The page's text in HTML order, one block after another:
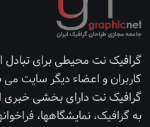
گرافیک نت محیطی برای تبادل
کاربران و اعضاء دیگر سایت
گرافیک نت دارای بخشی خبری
به گرافیک، نمایشگاهها،